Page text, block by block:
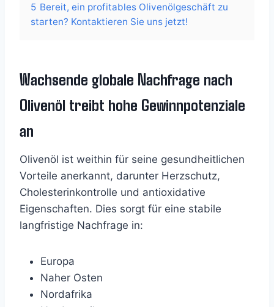
5 Bereit, ein profitables Olivenölgeschäft zu
starten? Kontaktieren Sie uns jetzt!
Wachsende globale Nachfrage nach
Olivenöl treibt hohe Gewinnpotenziale
an
Olivenöl ist weithin für seine gesundheitlichen
Vorteile anerkannt, darunter Herzschutz,
Cholesterinkontrolle und antioxidative
Eigenschaften. Dies sorgt für eine stabile
langfristige Nachfrage in:
Europa
Naher Osten
Nordafrika